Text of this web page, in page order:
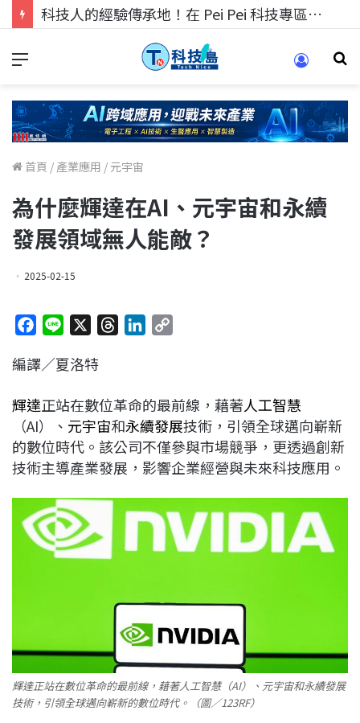
科技人的經驗傳承地！在 Pei Pei 科技專區，與學弟妹交流最硬核的技術
首頁 / 產業應用 / 元宇宙
為什麼輝達在AI、元宇宙和永續
發展領域無人能敵？
2025-02-15
c
b
o
o
k
n
a
d
s
e
d
I
n
L
i
n
k
編譯／夏洛特
輝達正站在數位革命的最前線，藉著人工智慧
（AI）、 元宇宙和永續發展技術，引領全球邁向嶄新
的數位時代。該公司不僅參與市場競爭，更透過創新
技術主導產業發展，影響企業經營與未來科技應用。
輝達正站在數位革命的最前線，藉著人工智慧（AI）、元宇宙和永續發展
技術，引領全球邁向嶄新的數位時代。（圖／123RF）